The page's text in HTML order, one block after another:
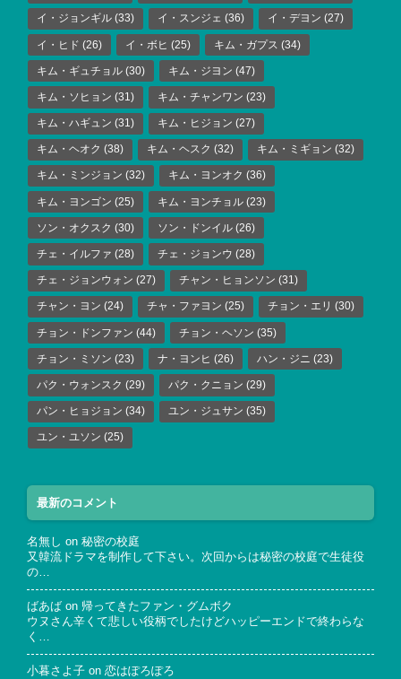
イ・ジョンギル (33) イ・スンジェ (36) イ・デヨン (27)
イ・ヒド (26) イ・ボヒ (25) キム・ガプス (34)
キム・ギュチョル (30) キム・ジヨン (47)
キム・ソヒョン (31) キム・チャンワン (23)
キム・ハギュン (31) キム・ヒジョン (27)
キム・ヘオク (38) キム・ヘスク (32) キム・ミギョン (32)
キム・ミンジョン (32) キム・ヨンオク (36)
キム・ヨンゴン (25) キム・ヨンチョル (23)
ソン・オクスク (30) ソン・ドンイル (26)
チェ・イルファ (28) チェ・ジョンウ (28)
チェ・ジョンウォン (27) チャン・ヒョンソン (31)
チャン・ヨン (24) チャ・ファヨン (25) チョン・エリ (30)
チョン・ドンファン (44) チョン・ヘソン (35)
チョン・ミソン (23) ナ・ヨンヒ (26) ハン・ジニ (23)
パク・ウォンスク (29) パク・クニョン (29)
パン・ヒョジョン (34) ユン・ジュサン (35)
ユン・ユソン (25)
最新のコメント
名無し on 秘密の校庭
又韓流ドラマを制作して下さい。次回からは秘密の校庭で生徒役
の…
ばあば on 帰ってきたファン・グムボク
ウヌさん辛くて悲しい役柄でしたけどハッピーエンドで終わらな
く…
小暮さよ子 on 恋はぽろぽろ